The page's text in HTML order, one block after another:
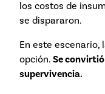
los costos de
se dispararon.
En este escenario,
opción. Se
supervivencia.